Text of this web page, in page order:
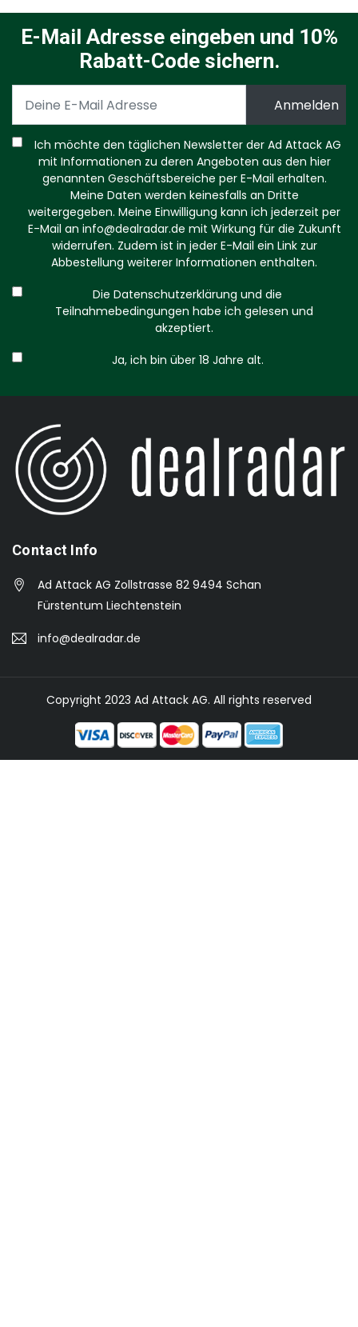
E-Mail Adresse eingeben und 10%
Rabatt-Code sichern.
Ich möchte den täglichen Newsletter der Ad Attack AG
mit Informationen zu deren Angeboten aus den hier
genannten Geschäftsbereiche per E-Mail erhalten.
Meine Daten werden keinesfalls an Dritte
weitergegeben. Meine Einwilligung kann ich jederzeit per
E-Mail an info@dealradar.de mit Wirkung für die Zukunft
widerrufen. Zudem ist in jeder E-Mail ein Link zur
Abbestellung weiterer Informationen enthalten.
Die Datenschutzerklärung und die
Teilnahmebedingungen habe ich gelesen und
akzeptiert.
Ja, ich bin über 18 Jahre alt.
Contact Info
Ad Attack AG Zollstrasse 82 9494 Schan
Fürstentum Liechtenstein
info@dealradar.de
Copyright 2023 Ad Attack AG. All rights reserved